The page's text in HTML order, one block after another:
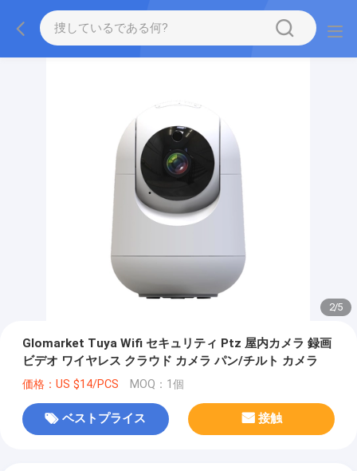
2/5
Glomarket Tuya Wifi セキュリティ Ptz 屋内カメラ 録画
ビデオ ワイヤレス クラウド カメラ パン/チルト カメラ
価格：US $14/PCS MOQ：1個
ベストプライス 接触